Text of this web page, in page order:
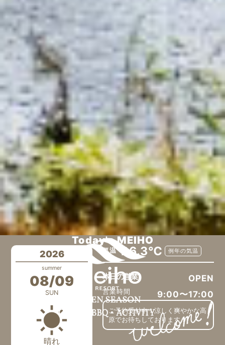
Today's MEIHO
2026
summer
08/09
SUN
晴れ
気温 26.3℃ 例年の気温
本日の営業 OPEN
営業時間 9:00〜17:00
ご予約受付中！涼しく爽やかな高
原でお待ちしております！